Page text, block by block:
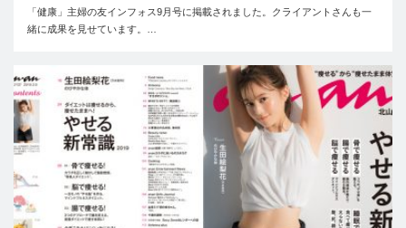
「健康」主婦の友インフォス9月号に掲載されました。クライアントさんも一
緒に成果を見せています。…